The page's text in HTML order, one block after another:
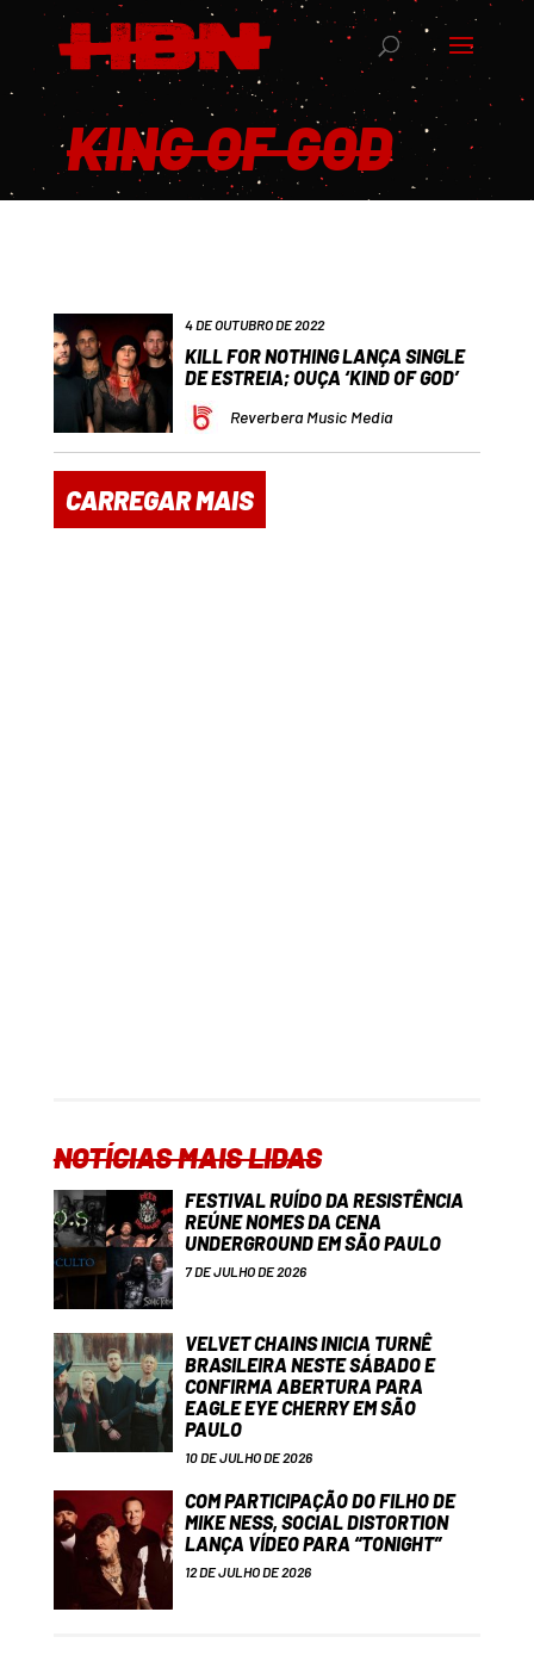
KING OF GOD
4 DE OUTUBRO DE 2022
KILL FOR NOTHING LANÇA SINGLE
DE ESTREIA; OUÇA ‘KIND OF GOD’
Reverbera Music Media
CARREGAR MAIS
NOTÍCIAS MAIS LIDAS
FESTIVAL RUÍDO DA RESISTÊNCIA
REÚNE NOMES DA CENA
UNDERGROUND EM SÃO PAULO
7 DE JULHO DE 2026
VELVET CHAINS INICIA TURNÊ
BRASILEIRA NESTE SÁBADO E
CONFIRMA ABERTURA PARA
EAGLE EYE CHERRY EM SÃO
PAULO
10 DE JULHO DE 2026
COM PARTICIPAÇÃO DO FILHO DE
MIKE NESS, SOCIAL DISTORTION
LANÇA VÍDEO PARA “TONIGHT”
12 DE JULHO DE 2026